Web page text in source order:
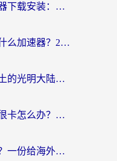
海外崩坏：星穹铁道加速器下载安装：一份给游子的终极网络指南
境外玩航海王热血航线用什么加速器？2026海外玩家实测最优方案（附欧洲问道堡垒前线加速技巧）
在异国他乡，寻找连接故土的光明大陆免费加速器
在海外玩坦克世界闪击战很卡怎么办？老玩家亲测有效的加速器选择指南
欧洲怎么玩新诛仙不卡顿？一份给海外游子的国服游戏畅玩指南